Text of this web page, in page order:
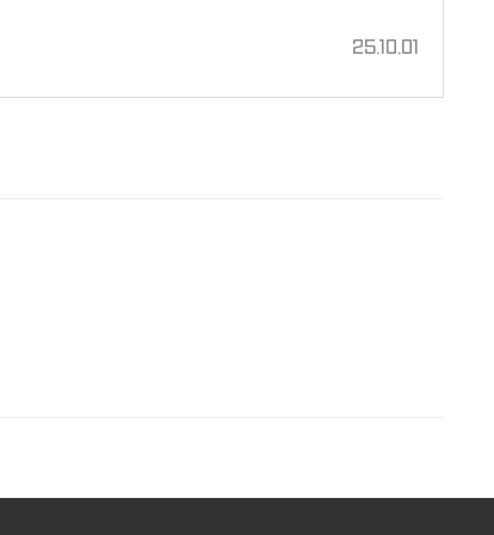
25.10.01